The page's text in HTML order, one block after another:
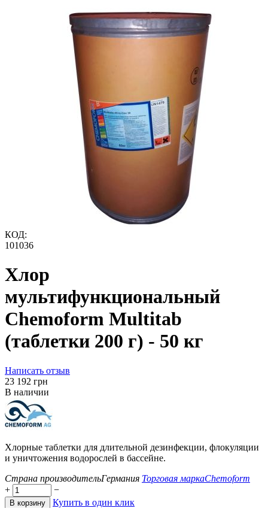
КОД:
101036
Хлор
мультифункциональный
Chemoform Multitab
(таблетки 200 г) - 50 кг
Написать отзыв
‍23 192‍ грн
В наличии
Хлорные таблетки для длительной дезинфекции, флокуляции
и уничтожения водорослей в бассейне.
Страна производительГермания Торговая маркаChemoform
+
−
В корзину
Купить в один клик